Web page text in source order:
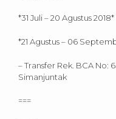
*31 Juli – 20 Agustus
*21 Agustus – 06
– Transfer Rek. BCA No:
Simanjuntak
===